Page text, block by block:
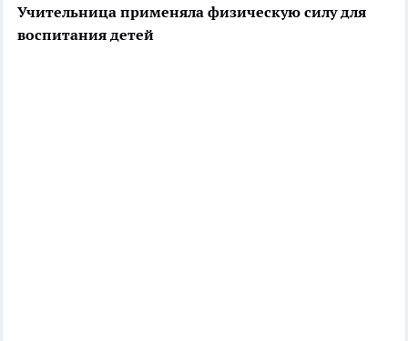
Учительница применяла физическую силу для
воспитания детей